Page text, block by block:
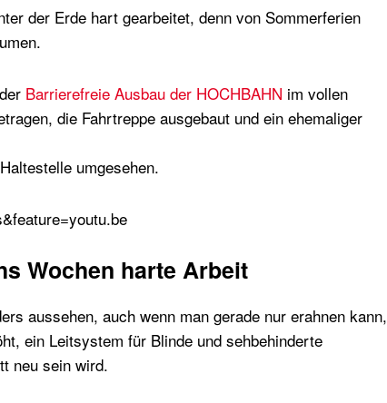
der Erde hart gearbeitet, denn von Sommerferien
Barrierefreie Ausbau der HOCHBAHN im vollen
die Fahrtreppe ausgebaut und ein ehemaliger
umgesehen.
Wochen harte Arbeit
aussehen, auch wenn man gerade nur erahnen kann,
ein Leitsystem für Blinde und sehbehinderte
neu sein wird.